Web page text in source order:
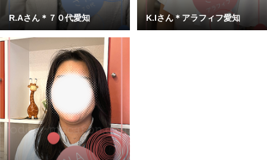
R.Aさん＊７０代愛知 K.Iさん＊アラフィフ愛知